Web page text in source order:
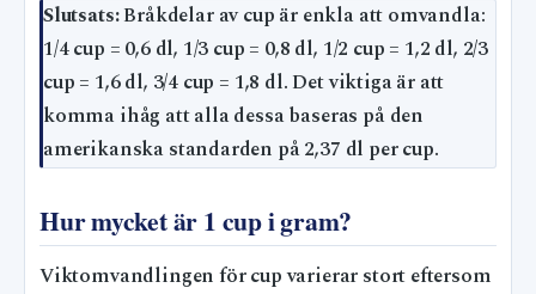
Slutsats:Bråkdelar av cup är enkla att omvandla:
1/4 cup = 0,6 dl, 1/3 cup = 0,8 dl, 1/2 cup = 1,2 dl, 2/3
cup = 1,6 dl, 3/4 cup = 1,8 dl. Det viktiga är att
komma ihåg att alla dessa baseras på den
amerikanska standarden på 2,37 dl per cup.
Hur mycket är 1 cup i gram?
Viktomvandlingen för cup varierar stort eftersom